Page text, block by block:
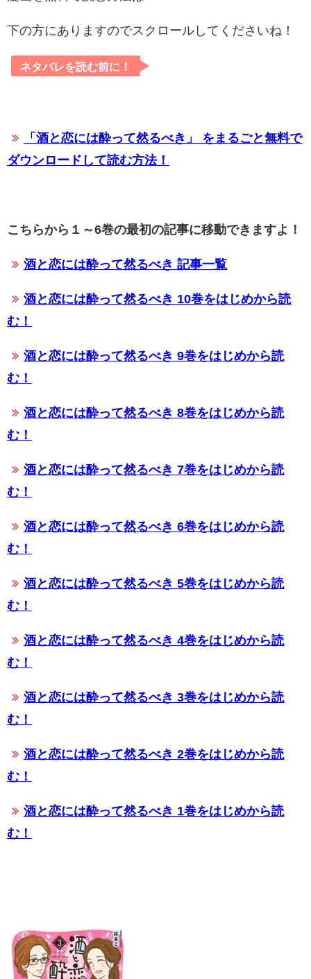
下の方にありますのでスクロールしてくださいね！
ネタバレを読む前に！
「酒と恋には酔って然るべき」 をまるごと無料で
ダウンロードして読む方法！
こちらから１～6巻の最初の記事に移動できますよ！
酒と恋には酔って然るべき 記事一覧
酒と恋には酔って然るべき 10巻をはじめから読
む！
酒と恋には酔って然るべき 9巻をはじめから読
む！
酒と恋には酔って然るべき 8巻をはじめから読
む！
酒と恋には酔って然るべき 7巻をはじめから読
む！
酒と恋には酔って然るべき 6巻をはじめから読
む！
酒と恋には酔って然るべき 5巻をはじめから読
む！
酒と恋には酔って然るべき 4巻をはじめから読
む！
酒と恋には酔って然るべき 3巻をはじめから読
む！
酒と恋には酔って然るべき 2巻をはじめから読
む！
酒と恋には酔って然るべき 1巻をはじめから読
む！